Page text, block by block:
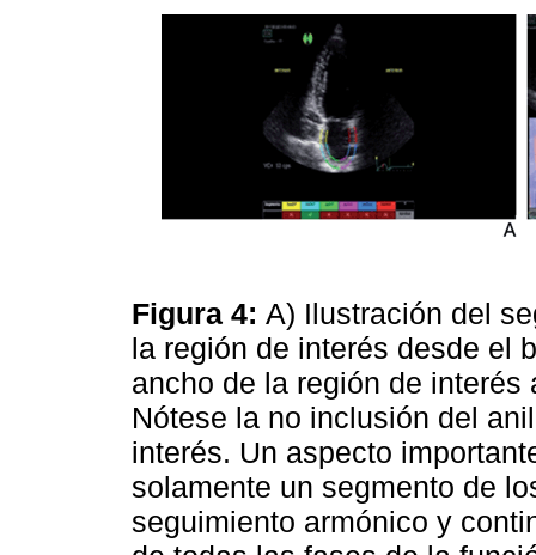
Figura 4: A) Ilustración del
la región de interés desde el
ancho de la región de
Nótese la no inclusión del
interés. Un aspecto
solamente un segmento de
seguimiento armónico y